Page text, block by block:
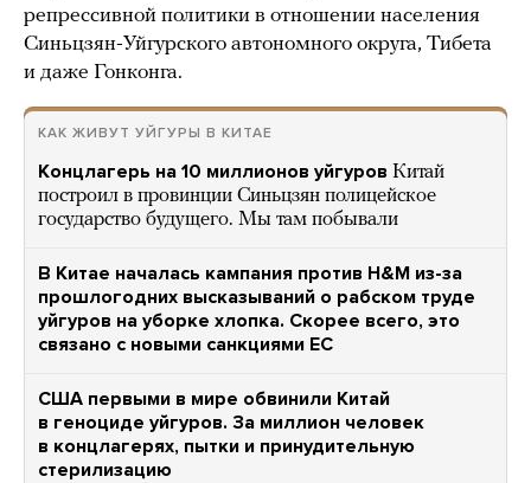
репрессивной политики в отношении населения
Синьцзян-Уйгурского автономного округа, Тибета
и даже Гонконга.
КАК ЖИВУТ УЙГУРЫ В КИТАЕ
Концлагерь на 10 миллионов уйгуров Китай
построил в провинции Синьцзян полицейское
государство будущего. Мы там побывали
В Китае началась кампания против H&M из-за
прошлогодних высказываний о рабском труде
уйгуров на уборке хлопка. Скорее всего, это
связано с новыми санкциями ЕС
США первыми в мире обвинили Китай
в геноциде уйгуров. За миллион человек
в концлагерях, пытки и принудительную
стерилизацию